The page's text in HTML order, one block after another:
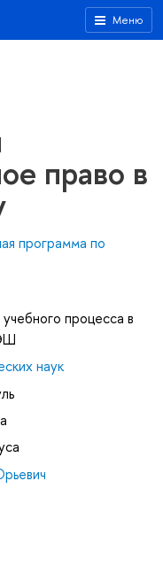
Меню
право в
программа по
процесса в
наук